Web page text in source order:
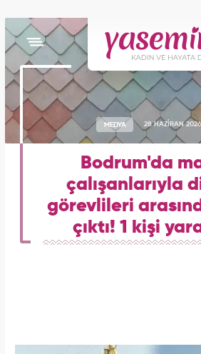
MEDYA 28 HAZİRAN
Bodrum'da
çalışanlarıyla
görevlileri
çıktı! 1 kişi